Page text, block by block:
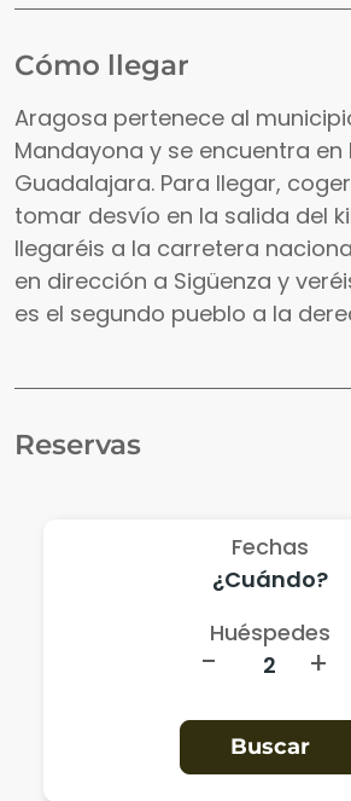
Cómo llegar
Aragosa pertenece al
Mandayona y se encuentra
Guadalajara. Para llegar,
tomar desvío en la salida del
llegaréis a la carretera nacional
en dirección a Sigüenza y
es el segundo pueblo a la
Reservas
Fechas
Huéspedes
- +